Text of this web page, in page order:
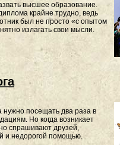
высшее образование.
крайне трудно, ведь
был не просто «с опытом
излагать свои мысли.
нужно посещать два раза в
Но когда возникает
спрашивают друзей,
и недорогой помощью.